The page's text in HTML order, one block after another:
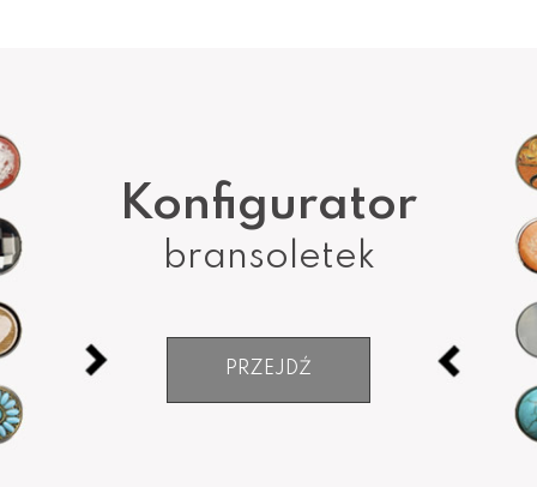
Konfigurator
bransoletek
PRZEJDŹ